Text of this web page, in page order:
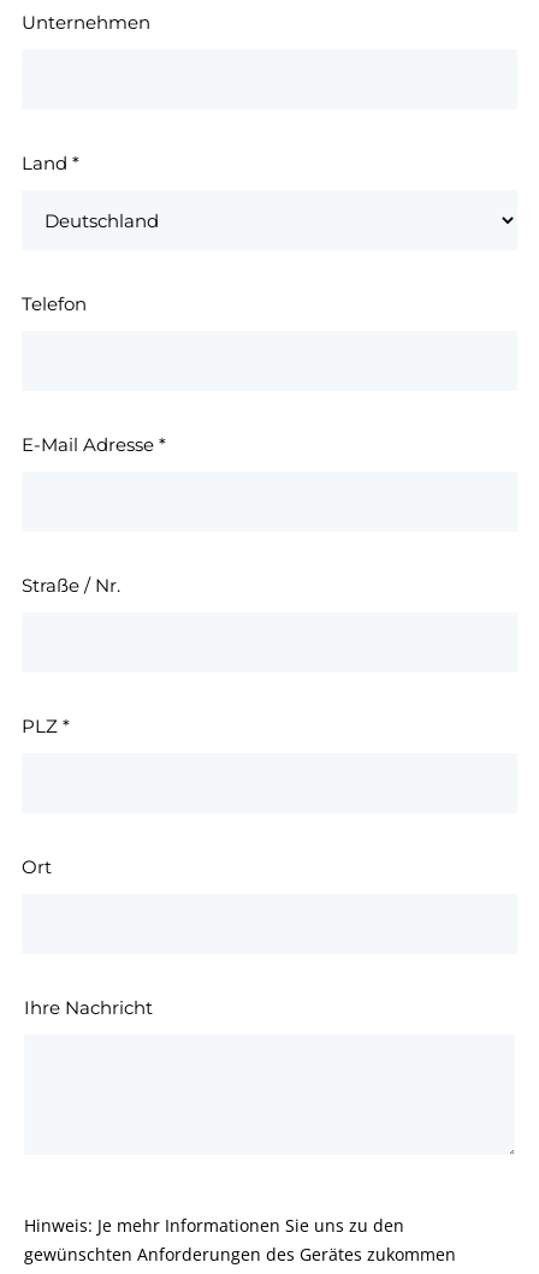
Unternehmen
Land *
Telefon
E-Mail Adresse *
Straße / Nr.
PLZ *
Ort
Ihre Nachricht
Hinweis: Je mehr Informationen Sie uns zu den
gewünschten Anforderungen des Gerätes zukommen